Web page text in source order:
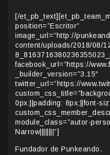
[/
position=”Escritor”
image_url=”http://
content/uploads/2018/08/
facebook_url=”https://
_builder_version=”3.15″
twitter_url=”https://
0px;||padding: 8px;||font-
module_class=”autor-
Narrow||||||||”]
Fundador de Punkeando.